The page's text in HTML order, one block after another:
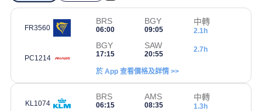
FR3560
BRS
06:00
BGY
09:05
中轉
2.1h
PC1214
BGY
17:15
SAW
20:55
2.7h
於 App 查看價格及詳情 >>
KL1074
BRS
06:15
AMS
08:35
中轉
1.3h